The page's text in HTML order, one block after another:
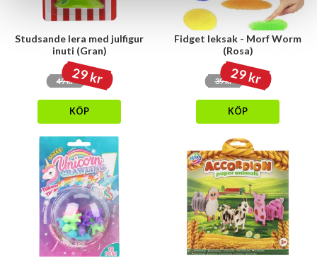
Studsande lera med julfigur
inuti (Gran)
49 kr29 kr
KÖP
Fidget leksak - Morf Worm
(Rosa)
39 kr29 kr
KÖP